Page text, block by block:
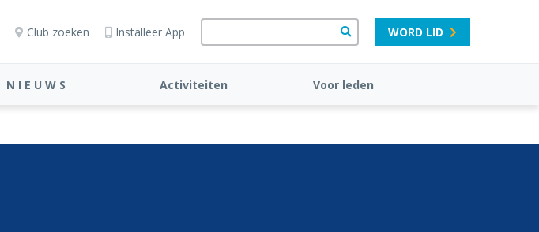
Club zoeken Installeer App WORD LID
N I E U W S Activiteiten Voor leden